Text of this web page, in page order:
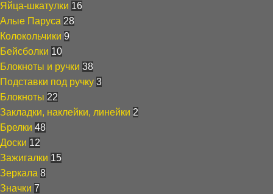
Яйца-шкатулки 16
Алые Паруса 28
Колокольчики 9
Бейсболки 10
Блокноты и ручки 38
Подставки под ручку 3
Блокноты 22
Закладки, наклейки, линейки 2
Брелки 48
Доски 12
Зажигалки 15
Зеркала 8
Значки 7